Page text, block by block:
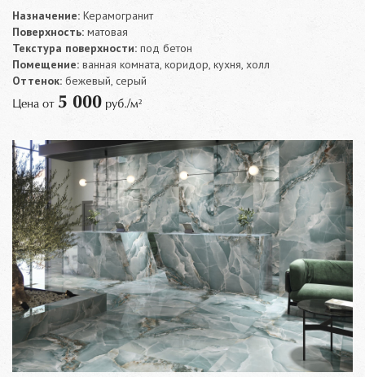
Назначение: Керамогранит
Поверхность: матовая
Текстура поверхности: под бетон
Помещение: ванная комната, коридор, кухня, холл
Оттенок: бежевый, серый
Цена от 5 000 руб./м²